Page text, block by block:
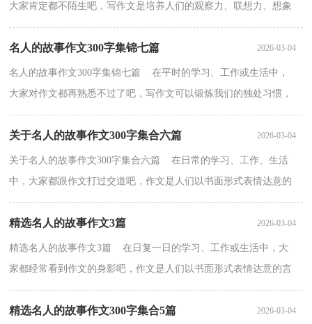
大家肯定都不陌生吧，写作文是培养人们的观察力、联想力、想象
力、思考力和记忆力的重要手段。还是对作文一筹莫展...
名人的故事作文300字集锦七篇 2026-03-04
名人的故事作文300字集锦七篇 在平时的学习、工作或生活中，
大家对作文都再熟悉不过了吧，写作文可以锻炼我们的独处习惯，
让自己的心静下来，思考自己未来的方向。那么你知道一...
关于名人的故事作文300字集合六篇 2026-03-04
关于名人的故事作文300字集合六篇 在日常的学习、工作、生活
中，大家都跟作文打过交道吧，作文是人们以书面形式表情达意的
言语活动。你知道作文怎样写才规范吗？以下是小编收...
精选名人的故事作文3篇 2026-03-04
精选名人的故事作文3篇 在日复一日的学习、工作或生活中，大
家都经常看到作文的身影吧，作文是人们以书面形式表情达意的言
语活动。你知道作文怎样写才规范吗？以下是小编为大...
精选名人的故事作文300字集合5篇 2026-03-04